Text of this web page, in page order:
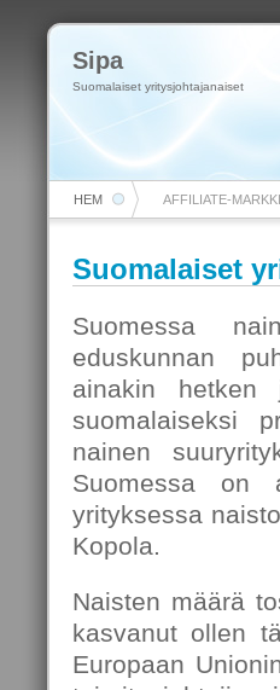
Sipa
Suomalaiset yritysjohtajanaiset
HEM AFFILIATE-
Suomalaiset
Suomessa
eduskunnan
ainakin hetken
suomalaiseksi
nainen
Suomessa on
yrityksessa
Kopola.
Naisten määrä
kasvanut ollen
Europaan